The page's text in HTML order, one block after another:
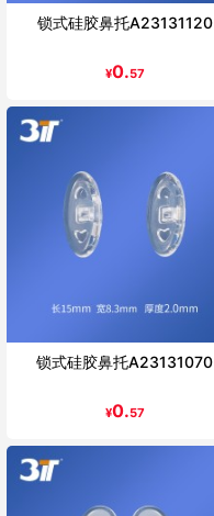
锁式硅胶鼻托A23131120
¥0.57
锁式硅胶鼻托A23131070
¥0.57